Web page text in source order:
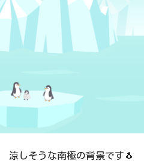
涼しそうな南極の背景です🐧